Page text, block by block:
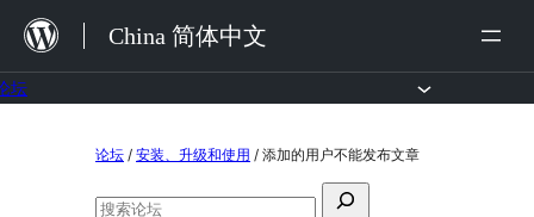
内
China 简体中文
坛
论坛 / 安装、升级和使用 / 添加的用户不能发布文章
搜